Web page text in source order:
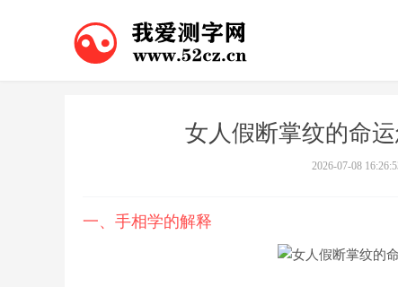
女人假断掌纹的命
2026-07-08
一、手相学的解释